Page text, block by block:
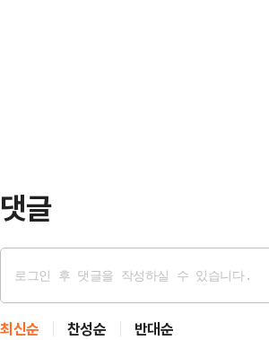
댓글
최신순 찬성순 반대순